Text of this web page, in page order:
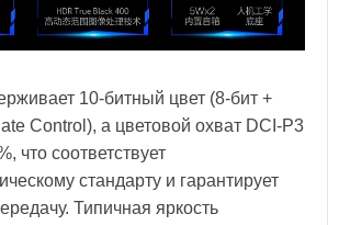
10-битный цвет (8-бит +
Control), а цветовой охват DCI-P3
что соответствует
стандарту и гарантирует
Типичная яркость